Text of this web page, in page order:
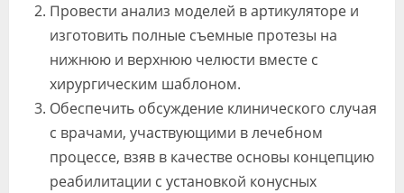
Провести анализ моделей в артикуляторе и
изготовить полные съемные протезы на
нижнюю и верхнюю челюсти вместе с
хирургическим шаблоном.
Обеспечить обсуждение клинического случая
с врачами, участвующими в лечебном
процессе, взяв в качестве основы концепцию
реабилитации с установкой конусных